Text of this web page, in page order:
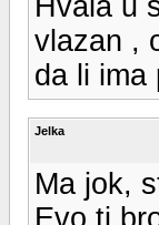
vlazan ,
da li ima
Jelka
Ma jok,
Evo ti